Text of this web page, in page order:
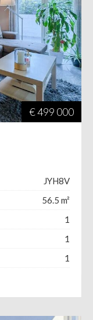
€ 499 000
JYH8V
56.5 m²
1
1
1